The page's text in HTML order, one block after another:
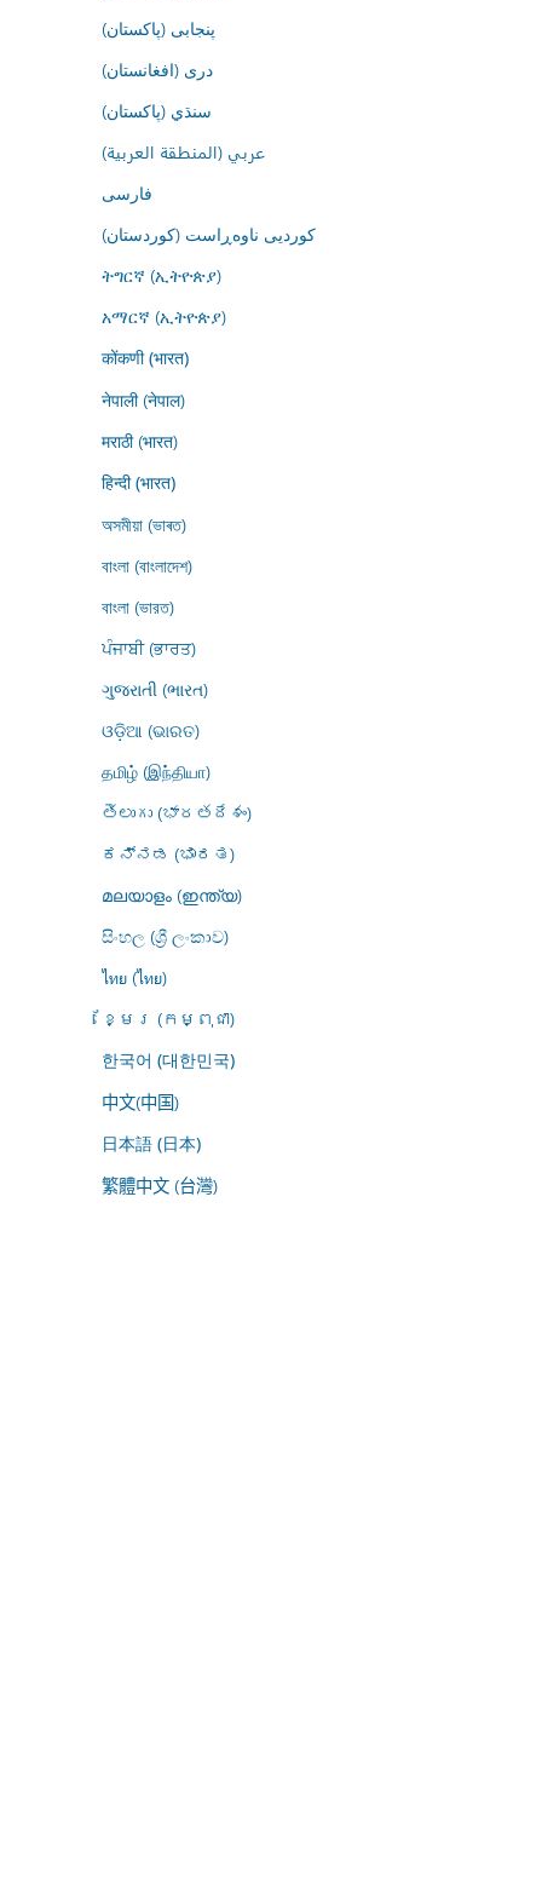
پنجابی (پاکستان)
درى (افغانستان)
سنڌي (پاکستان)
عربي (المنطقة العربية)
فارسى
کوردیی ناوەڕاست (کوردستان)
ትግርኛ (ኢትዮጵያ)
አማርኛ (ኢትዮጵያ)
कोंकणी (भारत)
नेपाली (नेपाल)
मराठी (भारत)
हिन्दी (भारत)
অসমীয়া (ভাৰত)
বাংলা (বাংলাদেশ)
বাংলা (ভারত)
ਪੰਜਾਬੀ (ਭਾਰਤ)
ગુજરાતી (ભારત)
ଓଡ଼ିଆ (ଭାରତ)
தமிழ் (இந்தியா)
తెలుగు (భారతదేశం)
ಕನ್ನಡ (ಭಾರತ)
മലയാളം (ഇന്ത്യ)
සිංහල (ශ්‍රී ලංකාව)
ไทย (ไทย)
ខ្មែរ (កម្ពុជា)
한국어 (대한민국)
中文(中国)
日本語 (日本)
繁體中文 (台灣)